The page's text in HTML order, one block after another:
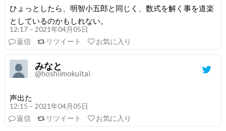
ひょっとしたら、明智小五郎と同じく、数式を解く事を道楽
としているのかもしれない。
12:17 – 2021年04月05日
返信
リツイート お気に入り
みなと
@hoshiimokuitai
声出た
12:15 – 2021年04月05日
返信
リツイート お気に入り